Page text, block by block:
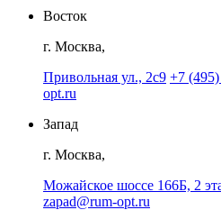
Восток
г. Москва,
Привольная ул., 2с9 +7
opt.ru
Запад
г. Москва,
Можайское шоссе 166Б, 2
zapad@rum-opt.ru